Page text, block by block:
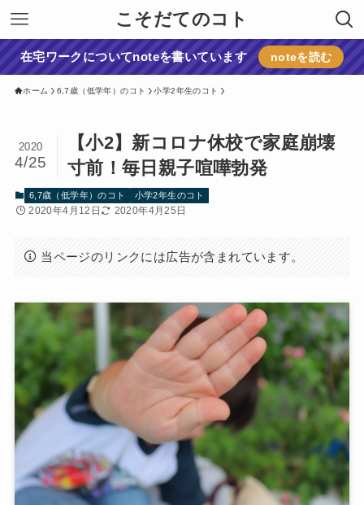
こそだてのコト
在宅ワークについてnoteを書いています noteを読む
ホーム 6,7歳（低学年）のコト 小学2年生のコト
【小2】新コロナ休校で家庭崩壊
寸前！毎日親子喧嘩勃発
2020
4/25
6,7歳（低学年）のコト 小学2年生のコト
2020年4月12日 2020年4月25日
当ページのリンクには広告が含まれています。